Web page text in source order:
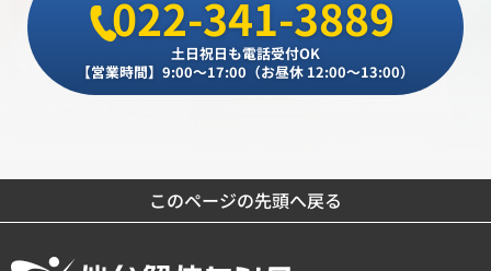
022-341-3889
土日祝日も電話受付OK
【営業時間】9:00～17:00（お昼休 12:00～13:00）
このページの先頭へ戻る